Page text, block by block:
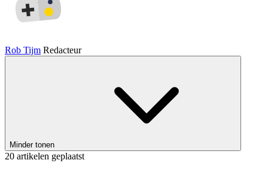
Rob Tijm Redacteur
Minder tonen
20 artikelen geplaatst